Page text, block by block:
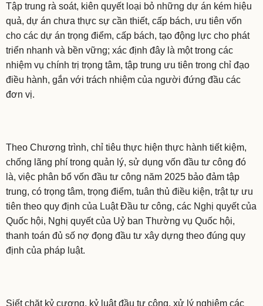
Tập trung rà soát, kiên quyết loại bỏ những dự án kém hiệu
quả, dự án chưa thực sự cần thiết, cấp bách, ưu tiên vốn
cho các dự án trọng điểm, cấp bách, tạo động lực cho phát
triển nhanh và bền vững; xác định đây là một trong các
nhiệm vụ chính trị trọng tâm, tập trung ưu tiên trong chỉ đạo
điều hành, gắn với trách nhiệm của người đứng đầu các
đơn vị.
Theo Chương trình, chỉ tiêu thực hiện thực hành tiết kiệm,
chống lãng phí trong quản lý, sử dụng vốn đầu tư công đó
là, việc phân bổ vốn đầu tư công năm 2025 bảo đảm tập
trung, có trọng tâm, trọng điểm, tuân thủ điều kiện, trật tự ưu
tiên theo quy định của Luật Đầu tư công, các Nghị quyết của
Quốc hội, Nghị quyết của Uỷ ban Thường vụ Quốc hội,
thanh toán đủ số nợ đọng đầu tư xây dựng theo đúng quy
định của pháp luật.
Siết chặt kỷ cương, kỷ luật đầu tư công, xử lý nghiêm các